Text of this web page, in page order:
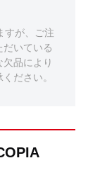
すが、ご注
いている
品により
ださい。